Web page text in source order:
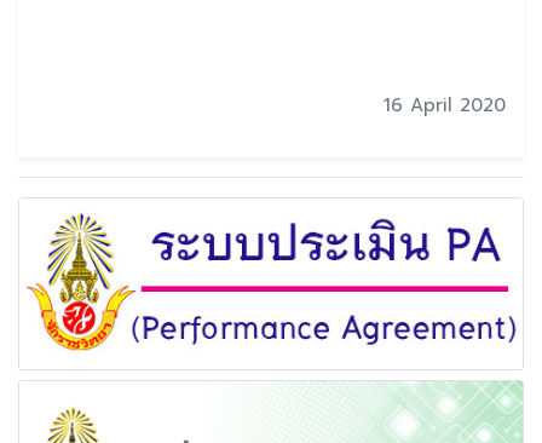
16 April 2020